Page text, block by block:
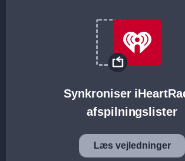
Synkroniser
afspilningslister
Læs vejledninger